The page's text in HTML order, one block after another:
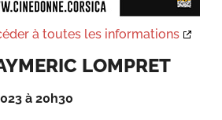
à toutes les informations
LOMPRET
à 20h30